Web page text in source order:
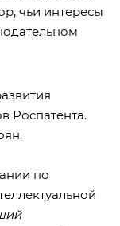
чьи интересы
Роспатента.
по